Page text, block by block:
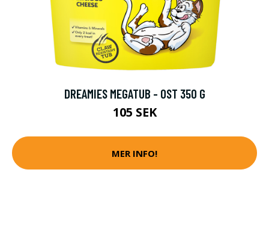
DREAMIES MEGATUB - OST 350 G
105 SEK
MER INFO!